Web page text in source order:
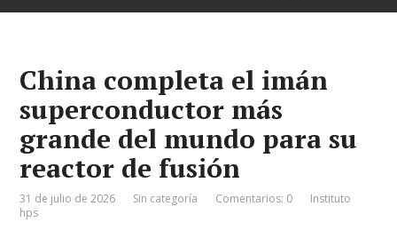
China completa el imán
superconductor más
grande del mundo para su
reactor de fusión
31 de julio de 2026 Sin categoría Comentarios: 0
Instituto
hps